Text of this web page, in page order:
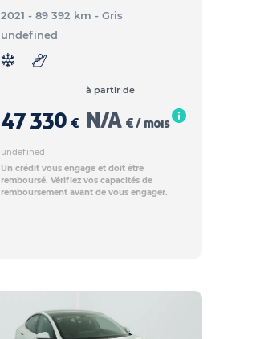
2021 - 89 392 km- Gris
undefined
47 330 €
à partir de
N/A € / mois
undefined
Un crédit vous engage et doit être
remboursé. Vérifiez vos capacités de
remboursement avant de vous engager.